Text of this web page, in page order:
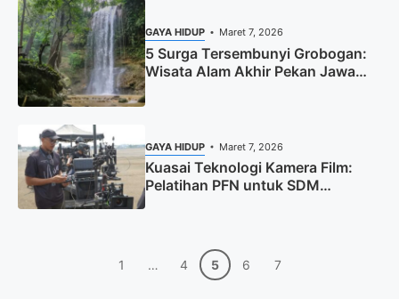
GAYA HIDUP Maret 7, 2026
5 Surga Tersembunyi Grobogan:
Wisata Alam Akhir Pekan Jawa
Tengah
GAYA HIDUP Maret 7, 2026
Kuasai Teknologi Kamera Film:
Pelatihan PFN untuk SDM
Perfilman
Halaman
1 … Halaman
4 Halaman
5 Halaman
6 Halaman
7